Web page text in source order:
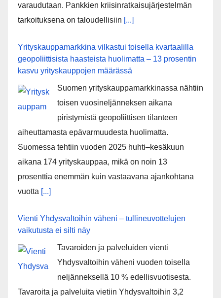
varaudutaan. Pankkien kriisinratkaisujärjestelmän
tarkoituksena on taloudellisiin [...]
Yrityskauppamarkkina vilkastui toisella kvartaalilla
geopoliittisista haasteista huolimatta – 13 prosentin
kasvu yrityskauppojen määrässä
Suomen yrityskauppamarkkinassa nähtiin
toisen vuosineljänneksen aikana
piristymistä geopoliittisen tilanteen
aiheuttamasta epävarmuudesta huolimatta.
Suomessa tehtiin vuoden 2025 huhti–kesäkuun
aikana 174 yrityskauppaa, mikä on noin 13
prosenttia enemmän kuin vastaavana ajankohtana
vuotta [...]
Vienti Yhdysvaltoihin väheni – tullineuvottelujen
vaikutusta ei silti näy
Tavaroiden ja palveluiden vienti
Yhdysvaltoihin väheni vuoden toisella
neljänneksellä 10 % edellisvuotisesta.
Tavaroita ja palveluita vietiin Yhdysvaltoihin 3,2